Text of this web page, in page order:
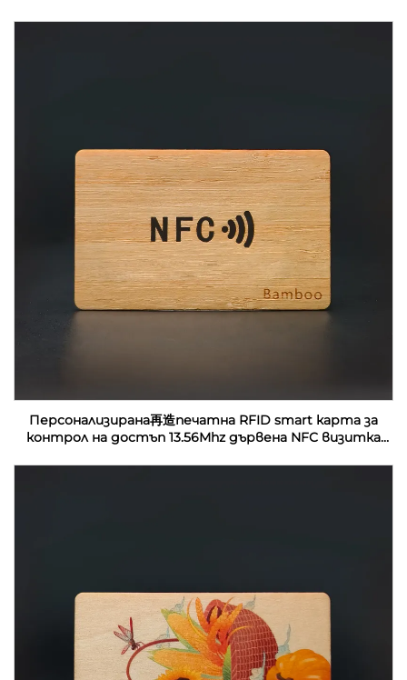
Персонализирана再造печатна RFID smart карта за
контрол на достъп 13.56Mhz дървена NFC визитка